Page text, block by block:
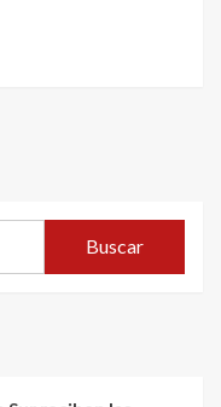
Buscar